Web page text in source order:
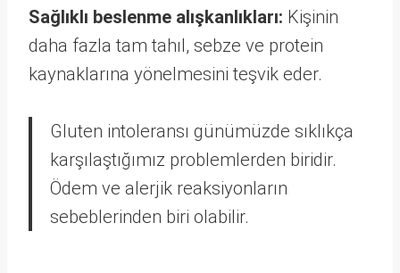
Sağlıklı beslenme alışkanlıkları: Kişinin
daha fazla tam tahıl, sebze ve protein
kaynaklarına yönelmesini teşvik eder.
Gluten intoleransı günümüzde sıklıkça
karşılaştığımız problemlerden biridir.
Ödem ve alerjik reaksiyonların
sebeblerinden biri olabilir.